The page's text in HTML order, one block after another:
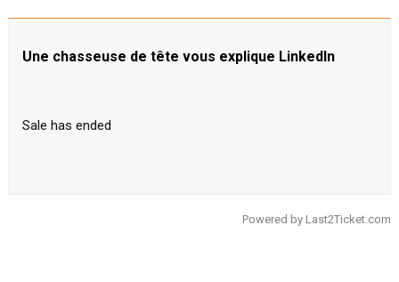
Une chasseuse de tête vous explique LinkedIn
Sale has ended
Powered by Last2Ticket.com